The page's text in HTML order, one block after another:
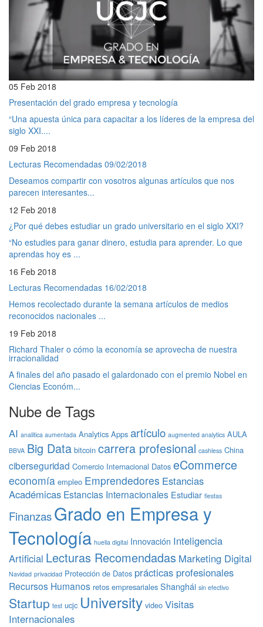
05 Feb 2018
Presentación del grado empresa y tecnología
“Una apuesta única para capacitar a los líderes de la empresa del
siglo XXI....
09 Feb 2018
Lecturas Recomendadas 09/02/2018
Deseamos compartir con vosotros algunas artículos que nos
parecen interesantes...
12 Feb 2018
¿Por qué debes estudiar un grado universitario en el siglo XXI?
“No estudies para ganar dinero, estudia para aprender. Lo que
aprendas hoy es ...
16 Feb 2018
Lecturas Recomendadas 16/02/2018
Hemos recolectado durante la semana artículos de medios
reconocidos nacionales ...
19 Feb 2018
Richard Thaler o cómo la economía se aprovecha de nuestra
irracionalidad
A finales del año pasado el galardonado con el premio Nobel en
Ciencias Económ...
Nube de Tags
AI analitica aumentada Analytics Apps artículo augmented analytics AULA
BBVA Big Data bitcoin carrera profesional cashless China
ciberseguridad Comercio Internacional Datos eCommerce
economía empleo Emprendedores Estancias
Académicas Estancias Internacionales Estudiar fiestas
FinanzasGrado en Empresa y
Tecnología huella digital Innovación Inteligencia
Artificial Lecturas Recomendadas Marketing Digital
Navidad privacidad Protección de Datos prácticas profesionales
Recursos Humanos retos empresariales Shanghái sin efectivo
Startup test ucjc University video Visitas
Internacionales